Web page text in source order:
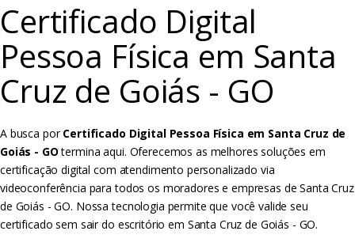
Certificado Digital
Pessoa Física em Santa
Cruz de Goiás - GO
A busca porCertificado Digital Pessoa Física em Santa Cruz de
Goiás - GOtermina aqui. Oferecemos as melhores soluções em
certificação digital com atendimento personalizado via
videoconferência para todos os moradores e empresas de Santa Cruz
de Goiás - GO. Nossa tecnologia permite que você valide seu
certificado sem sair do escritório em Santa Cruz de Goiás - GO.